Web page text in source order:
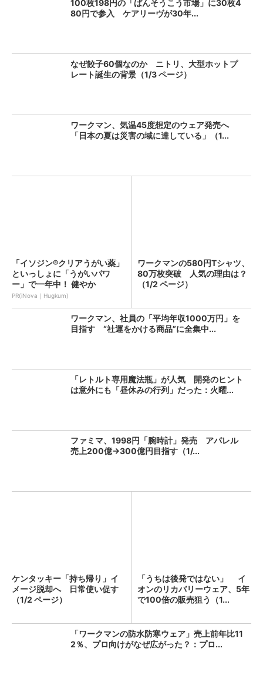
100枚198円の「ばんそうこう市場」に30枚4
80円で参入 ケアリーヴが30年...
なぜ餃子60個なのか ニトリ、大型ホットプ
レート誕生の背景（1/3 ページ）
ワークマン、気温45度想定のウェア発売へ
「日本の夏は災害の域に達している」（1...
「イソジン®クリアうがい薬」
といっしょに「うがいパワ
ー」で一年中！ 健やか
PR(iNova｜Hugkum)
ワークマンの580円Tシャツ、
80万枚突破 人気の理由は？
（1/2 ページ）
ワークマン、社員の「平均年収1000万円」を
目指す “社運をかける商品”に全集中...
「レトルト専用魔法瓶」が人気 開発のヒント
は意外にも「昼休みの行列」だった：火曜...
ファミマ、1998円「腕時計」発売 アパレル
売上200億→300億円目指す（1/...
ケンタッキー「持ち帰り」イ
メージ脱却へ 日常使い促す
（1/2 ページ）
「うちは後発ではない」 イ
オンのリカバリーウェア、5年
で100倍の販売狙う（1...
「ワークマンの防水防寒ウェア」売上前年比11
2％、プロ向けがなぜ広がった？：プロ...